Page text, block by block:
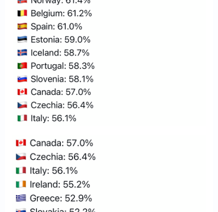
お問い合わせ